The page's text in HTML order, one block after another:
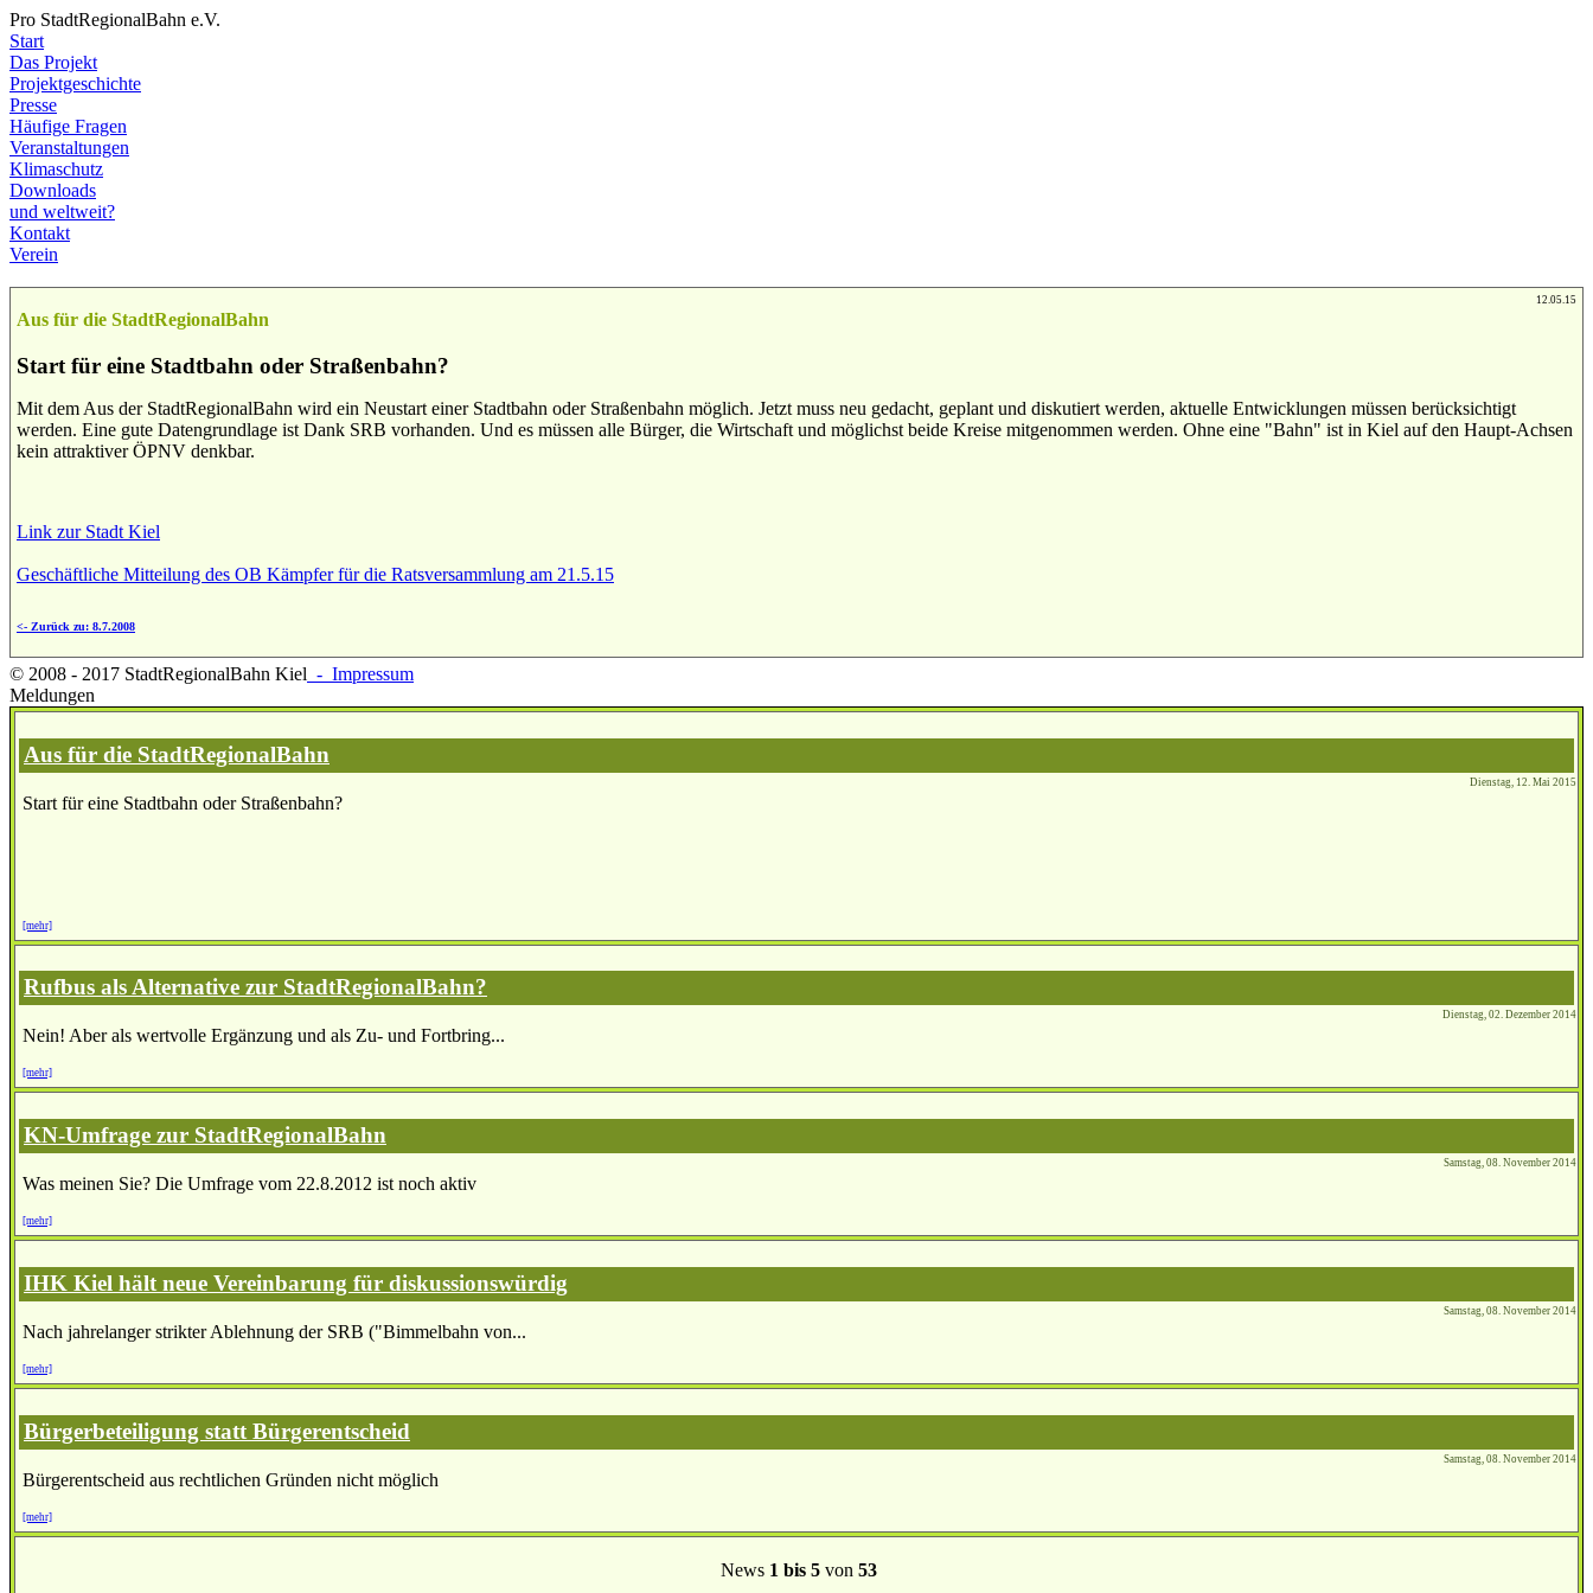
Pro StadtRegionalBahn e.V.
Start
Das Projekt
Projektgeschichte
Presse
Häufige Fragen
Veranstaltungen
Klimaschutz
Downloads
und weltweit?
Kontakt
Verein
12.05.15
Aus für die StadtRegionalBahn
Start für eine Stadtbahn oder Straßenbahn?
Mit dem Aus der StadtRegionalBahn wird ein Neustart einer Stadtbahn oder Straßenbahn möglich. Jetzt muss neu gedacht, geplant und diskutiert werden, aktuelle Entwicklungen müssen berücksichtigt
werden. Eine gute Datengrundlage ist Dank SRB vorhanden. Und es müssen alle Bürger, die Wirtschaft und möglichst beide Kreise mitgenommen werden. Ohne eine "Bahn" ist in Kiel auf den Haupt-Achsen
kein attraktiver ÖPNV denkbar.
Link zur Stadt Kiel
Geschäftliche Mitteilung des OB Kämpfer für die Ratsversammlung am 21.5.15
<- Zurück zu: 8.7.2008
© 2008 - 2017 StadtRegionalBahn Kiel - Impressum
Meldungen
Aus für die StadtRegionalBahn
Dienstag, 12. Mai 2015
Start für eine Stadtbahn oder Straßenbahn?
[mehr]
Rufbus als Alternative zur StadtRegionalBahn?
Dienstag, 02. Dezember 2014
Nein! Aber als wertvolle Ergänzung und als Zu- und Fortbring...
[mehr]
KN-Umfrage zur StadtRegionalBahn
Samstag, 08. November 2014
Was meinen Sie? Die Umfrage vom 22.8.2012 ist noch aktiv
[mehr]
IHK Kiel hält neue Vereinbarung für diskussionswürdig
Samstag, 08. November 2014
Nach jahrelanger strikter Ablehnung der SRB ("Bimmelbahn von...
[mehr]
Bürgerbeteiligung statt Bürgerentscheid
Samstag, 08. November 2014
Bürgerentscheid aus rechtlichen Gründen nicht möglich
[mehr]
News 1 bis 5von 53